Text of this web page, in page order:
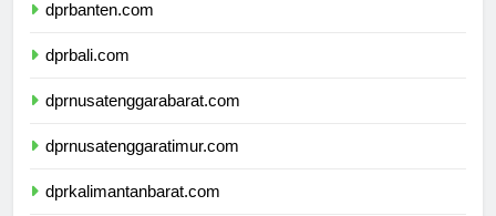
dprbanten.com
dprbali.com
dprnusatenggarabarat.com
dprnusatenggaratimur.com
dprkalimantanbarat.com